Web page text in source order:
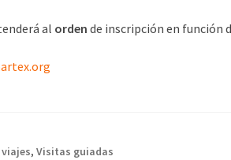
al orden de inscripción en función
viajes,Visitas guiadas